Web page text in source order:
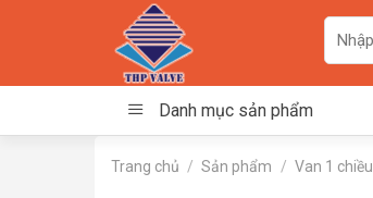
kiếm:
Danh mục sản phẩm
Trang chủ / Sản phẩm / Van 1 chiều